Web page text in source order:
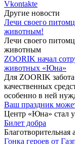
Vkontakte
Другие новости
Лечи своего
животным!
Лечи своего
животным
ZOORIK начал
животных «Юна»
Для ZOORIK
качественных
особенно в ней
Ваш праздник
Центр «Юна» стал
Билет добра
Гонка героев от